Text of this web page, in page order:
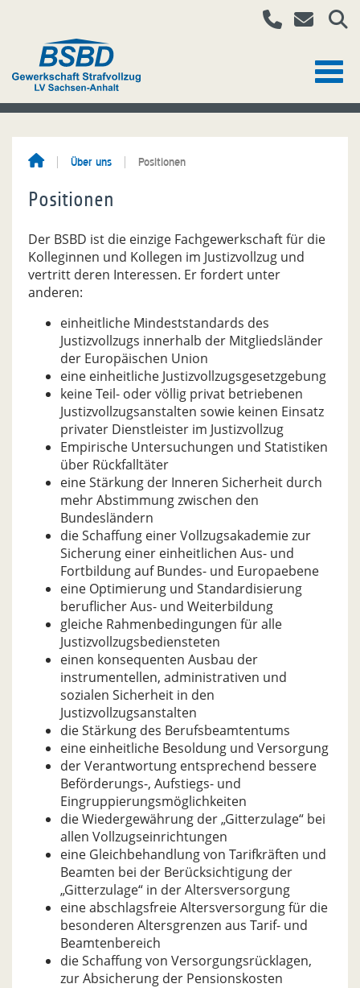
Über uns Positionen
Positionen
Der BSBD ist die einzige Fachgewerkschaft für die
Kolleginnen und Kollegen im Justizvollzug und
vertritt deren Interessen. Er fordert unter
anderen:
einheitliche Mindeststandards des
Justizvollzugs innerhalb der Mitgliedsländer
der Europäischen Union
eine einheitliche Justizvollzugsgesetzgebung
keine Teil- oder völlig privat betriebenen
Justizvollzugsanstalten sowie keinen Einsatz
privater Dienstleister im Justizvollzug
Empirische Untersuchungen und Statistiken
über Rückfalltäter
eine Stärkung der Inneren Sicherheit durch
mehr Abstimmung zwischen den
Bundesländern
die Schaffung einer Vollzugsakademie zur
Sicherung einer einheitlichen Aus- und
Fortbildung auf Bundes- und Europaebene
eine Optimierung und Standardisierung
beruflicher Aus- und Weiterbildung
gleiche Rahmenbedingungen für alle
Justizvollzugsbediensteten
einen konsequenten Ausbau der
instrumentellen, administrativen und
sozialen Sicherheit in den
Justizvollzugsanstalten
die Stärkung des Berufsbeamtentums
eine einheitliche Besoldung und Versorgung
der Verantwortung entsprechend bessere
Beförderungs-, Aufstiegs- und
Eingruppierungsmöglichkeiten
die Wiedergewährung der „Gitterzulage“ bei
allen Vollzugseinrichtungen
eine Gleichbehandlung von Tarifkräften und
Beamten bei der Berücksichtigung der
„Gitterzulage“ in der Altersversorgung
eine abschlagsfreie Altersversorgung für die
besonderen Altersgrenzen aus Tarif- und
Beamtenbereich
die Schaffung von Versorgungsrücklagen,
zur Absicherung der Pensionskosten